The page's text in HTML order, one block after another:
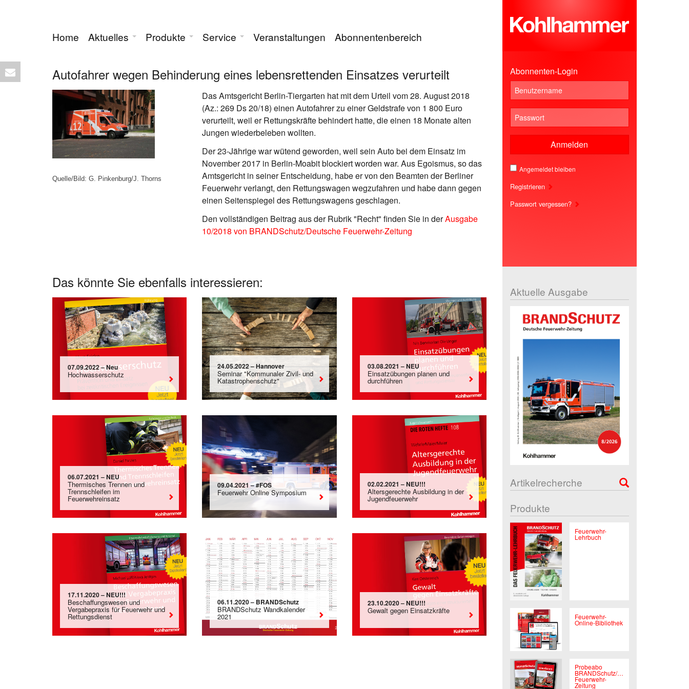
Home Aktuelles Produkte Service Veranstaltungen Abonnentenbereich
Autofahrer wegen Behinderung eines lebensrettenden Einsatzes verurteilt
Quelle/Bild: G. Pinkenburg/J. Thorns
Das Amtsgericht Berlin-Tiergarten hat mit dem Urteil vom 28. August 2018
(Az.: 269 Ds 20/18) einen Autofahrer zu einer Geldstrafe von 1 800 Euro
verurteilt, weil er Rettungskräfte behindert hatte, die einen 18 Monate alten
Jungen wiederbeleben wollten.
Der 23-Jährige war wütend geworden, weil sein Auto bei dem Einsatz im
November 2017 in Berlin-Moabit blockiert worden war. Aus Egoismus, so das
Amtsgericht in seiner Entscheidung, habe er von den Beamten der Berliner
Feuerwehr verlangt, den Rettungswagen wegzufahren und habe dann gegen
einen Seitenspiegel des Rettungswagens geschlagen.
Den vollständigen Beitrag aus der Rubrik "Recht" finden Sie in derAusgabe
10/2018 von BRANDSchutz/Deutsche Feuerwehr-Zeitung
Das könnte Sie ebenfalls interessieren:
07.09.2022 – Neu
Hochwasserschutz
24.05.2022 – Hannover
Seminar "Kommunaler Zivil- und
Katastrophenschutz"
03.08.2021 – NEU
Einsatzübungen planen und
durchführen
06.07.2021 – NEU
Thermisches Trennen und
Trennschleifen im
Feuerwehreinsatz
09.04.2021 – #FOS
Feuerwehr Online Symposium
02.02.2021 – NEU!!!
Altersgerechte Ausbildung in der
Jugendfeuerwehr
17.11.2020 – NEU!!!
Beschaffungswesen und
Vergabepraxis für Feuerwehr und
Rettungsdienst
06.11.2020 – BRANDSchutz
BRANDSchutz Wandkalender
2021
23.10.2020 – NEU!!!
Gewalt gegen Einsatzkräfte
Abonnenten-Login
Anmelden
Angemeldet bleiben
Registrieren
Passwort vergessen?
Aktuelle Ausgabe
Artikelrecherche
Produkte
Feuerwehr-
Lehrbuch
Feuerwehr-
Online-Bibliothek
Probeabo
BRANDSchutz/Deutsche
Feuerwehr-
Zeitung